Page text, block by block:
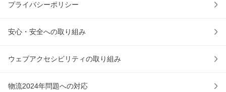
プライバシーポリシー
安心・安全への取り組み
ウェブアクセシビリティの取り組み
物流2024年問題への対応